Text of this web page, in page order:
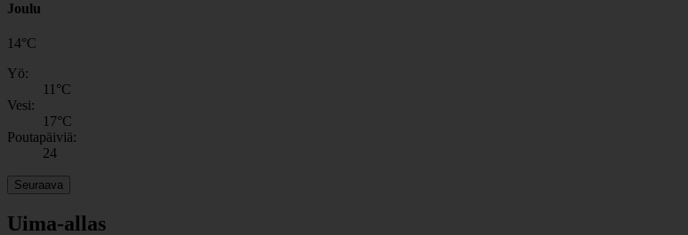
Joulu
14°C
Yö:
11 °C
Vesi:
17°C
Poutapäiviä:
24
Seuraava
Uima-allas